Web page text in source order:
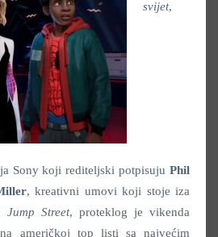
svijet,
Sony koji rediteljski potpisuju Phil
, kreativni umovi koji stoje iza
Jump Street, proteklog je vikenda
američkoj top listi sa najvećim